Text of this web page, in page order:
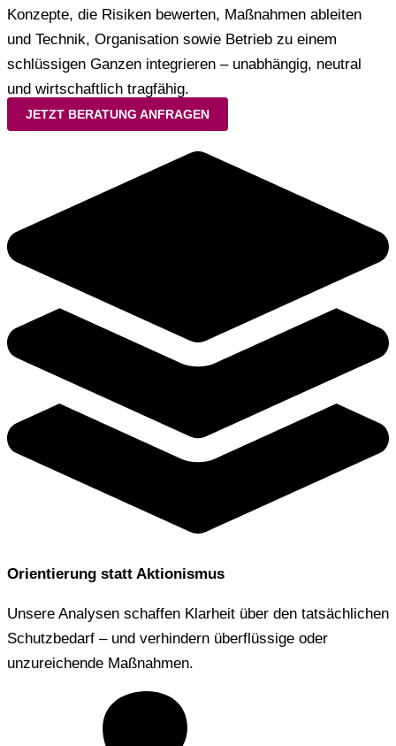
Konzepte, die Risiken bewerten, Maßnahmen ableiten
und Technik, Organisation sowie Betrieb zu einem
schlüssigen Ganzen integrieren – unabhängig, neutral
und wirtschaftlich tragfähig.
JETZT BERATUNG ANFRAGEN
Orientierung statt Aktionismus
Unsere Analysen schaffen Klarheit über den tatsächlichen
Schutzbedarf – und verhindern überflüssige oder
unzureichende Maßnahmen.